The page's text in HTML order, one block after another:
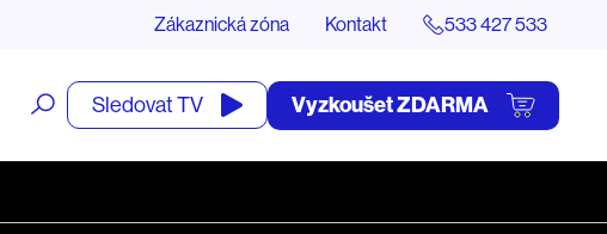
Zákaznická zóna Kontakt 533 427 533
Otevřít
vyhledávání
Sledovat TV Vyzkoušet ZDARMA